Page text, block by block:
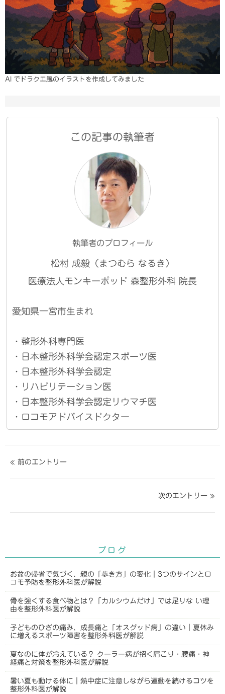
AI でドラクエ風のイラストを作成してみました
この記事の執筆者
執筆者のプロフィール
松村 成毅（まつむら なるき）
医療法人モンキーポッド 森整形外科 院長
愛知県一宮市生まれ
・整形外科専門医
・日本整形外科学会認定スポーツ医
・日本整形外科学会認定
・リハビリテーション医
・日本整形外科学会認定リウマチ医
・ロコモアドバイスドクター
« 前のエントリー
次のエントリー »
ブログ
お盆の帰省で気づく、親の「歩き方」の変化｜3つのサインとロ
コモ予防を整形外科医が解説
骨を強くする食べ物とは？「カルシウムだけ」では足りな い理
由を整形外科医が解説
子どものひざの痛み、成長痛と「オスグッド病」の違い｜夏休み
に増えるスポーツ障害を整形外科医が解説
夏なのに体が冷えている？ クーラー病が招く肩こり・腰痛・神
経痛と対策を整形外科医が解説
暑い夏も動ける体に｜熱中症に注意しながら運動を続けるコツを
整形外科医が解説